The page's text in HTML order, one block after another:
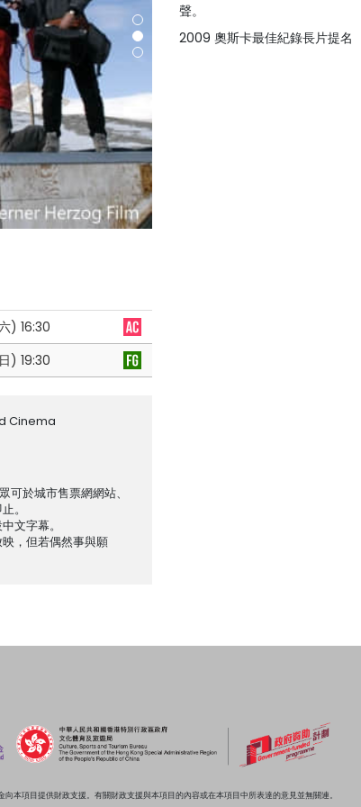
聲。
2009 奧斯卡最佳紀錄長片提名
) 16:30
) 19:30
Cinema
可於城市售票網網站、
。
文字幕。
，但若偶然事與願
本項目提供財政支援。有關財政支援與本項目的內容或在本項目中所表達的意見並無關連。